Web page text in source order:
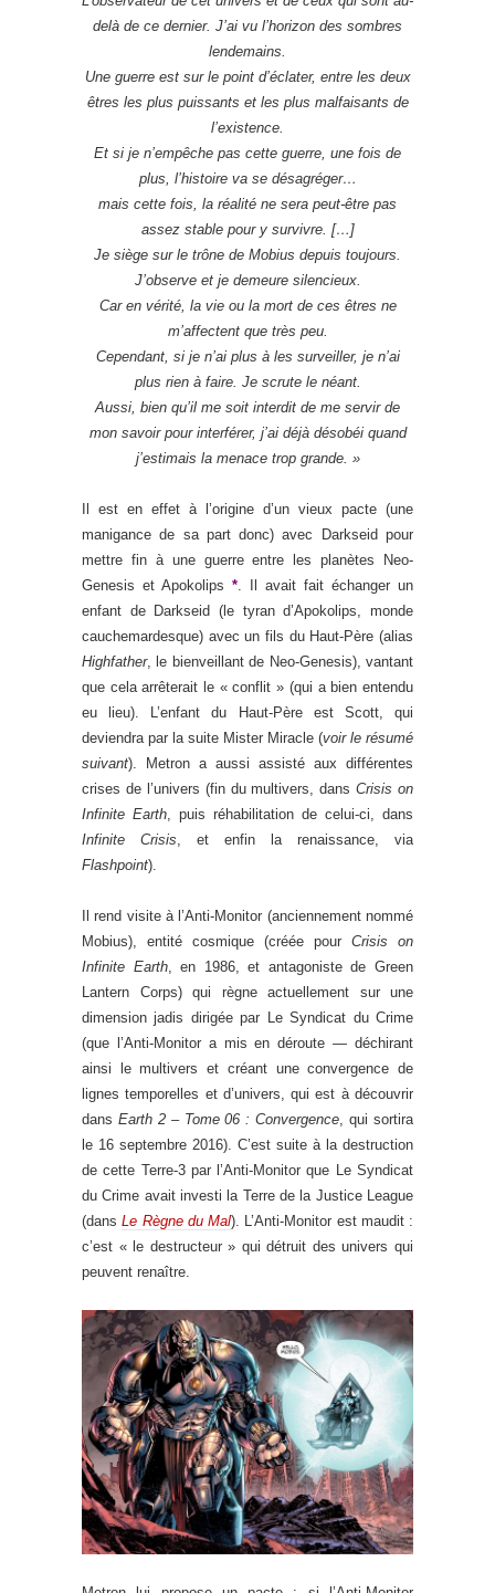
delà de ce dernier. J’ai vu l’horizon des sombres
lendemains.
Une guerre est sur le point d’éclater, entre les deux
êtres les plus puissants et les plus malfaisants de
l’existence.
Et si je n’empêche pas cette guerre, une fois de
plus, l’histoire va se désagréger…
mais cette fois, la réalité ne sera peut-être pas
assez stable pour y survivre. […]
Je siège sur le trône de Mobius depuis toujours.
J’observe et je demeure silencieux.
Car en vérité, la vie ou la mort de ces êtres ne
m’affectent que très peu.
Cependant, si je n’ai plus à les surveiller, je n’ai
plus rien à faire. Je scrute le néant.
Aussi, bien qu’il me soit interdit de me servir de
mon savoir pour interférer, j’ai déjà désobéi quand
j’estimais la menace trop grande. »
Il est en effet à l’origine d’un vieux pacte (une
manigance de sa part donc) avec Darkseid pour
mettre fin à une guerre entre les planètes Neo-
Genesis et Apokolips * . Il avait fait échanger un
enfant de Darkseid (le tyran d’Apokolips, monde
cauchemardesque) avec un fils du Haut-Père (alias
Highfather, le bienveillant de Neo-Genesis), vantant
que cela arrêterait le « conflit » (qui a bien entendu
eu lieu). L’enfant du Haut-Père est Scott, qui
deviendra par la suite Mister Miracle (voir le résumé
suivant). Metron a aussi assisté aux différentes
crises de l’univers (fin du multivers, dansCrisis on
Infinite Earth , puis réhabilitation de celui-ci, dans
Infinite Crisis , et enfin la renaissance, via
Flashpoint).
Il rend visite à l’Anti-Monitor (anciennement nommé
Mobius), entité cosmique (créée pour Crisis on
Infinite Earth, en 1986, et antagoniste de Green
Lantern Corps) qui règne actuellement sur une
dimension jadis dirigée par Le Syndicat du Crime
(que l’Anti-Monitor a mis en déroute—déchirant
ainsi le multivers et créant une convergence de
lignes temporelles et d’univers, qui est à découvrir
dans Earth 2 – Tome 06 : Convergence , qui sortira
le 16 septembre 2016). C’est suite à la destruction
de cette Terre-3 par l’Anti-Monitor que Le Syndicat
du Crime avait investi la Terre de la Justice League
(dansLe Règne du Mal). L’Anti-Monitor est maudit :
c’est « le destructeur » qui détruit des univers qui
peuvent renaître.